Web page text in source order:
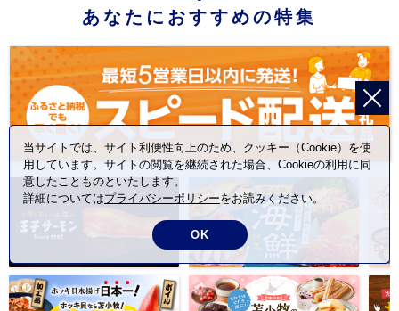
あなたにおすすめの特集
当サイトでは、サイト利便性向上のため、クッキー（Cookie）を使
用しています。サイトの閲覧を継続された場合、Cookieの利用に同
意したことものといたします。
詳細についてはプライバシーポリシーをお読みください。
OK